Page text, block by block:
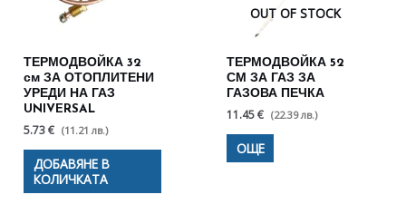
ТЕРМОДВОЙКА 32
см ЗА ОТОПЛИТЕНИ
УРЕДИ НА ГАЗ
UNIVERSAL
5.73 € (11.21 лв.)
ДОБАВЯНЕ В
КОЛИЧКАТА
OUT OF STOCK
ТЕРМОДВОЙКА 52
СМ ЗА ГАЗ ЗА
ГАЗОВА ПЕЧКА
11.45 € (22.39 лв.)
ОЩЕ